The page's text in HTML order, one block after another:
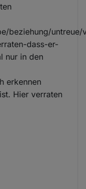
beziehung/untreue/
dass-er-
nur in den
erkennen
Hier verraten